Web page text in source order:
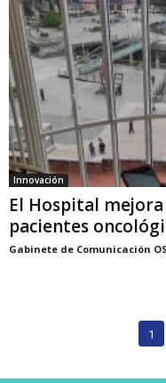
Innovación
El Hospital
pacientes
Gabinete de Comunicación
1